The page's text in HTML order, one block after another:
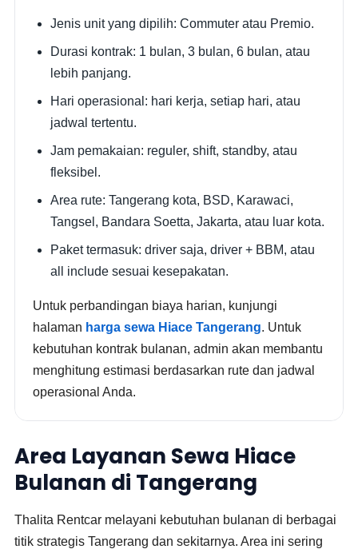
Jenis unit yang dipilih: Commuter atau Premio.
Durasi kontrak: 1 bulan, 3 bulan, 6 bulan, atau
lebih panjang.
Hari operasional: hari kerja, setiap hari, atau
jadwal tertentu.
Jam pemakaian: reguler, shift, standby, atau
fleksibel.
Area rute: Tangerang kota, BSD, Karawaci,
Tangsel, Bandara Soetta, Jakarta, atau luar kota.
Paket termasuk: driver saja, driver + BBM, atau
all include sesuai kesepakatan.
Untuk perbandingan biaya harian, kunjungi
halaman harga sewa Hiace Tangerang. Untuk
kebutuhan kontrak bulanan, admin akan membantu
menghitung estimasi berdasarkan rute dan jadwal
operasional Anda.
Area Layanan Sewa Hiace
Bulanan di Tangerang
Thalita Rentcar melayani kebutuhan bulanan di berbagai
titik strategis Tangerang dan sekitarnya. Area ini sering